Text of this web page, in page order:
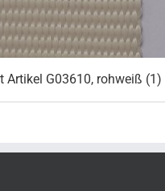
Artikel G03610, rohweiß (1)